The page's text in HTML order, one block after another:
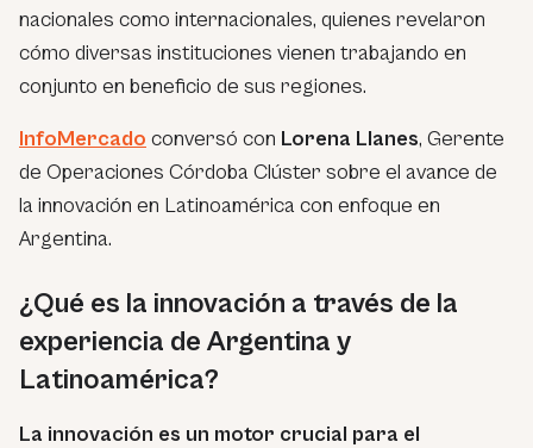
nacionales como internacionales, quienes revelaron
cómo diversas instituciones vienen trabajando en
conjunto en beneficio de sus regiones.
InfoMercado conversó con Lorena Llanes, Gerente
de Operaciones Córdoba Clúster sobre el avance de
la innovación en Latinoamérica con enfoque en
Argentina.
¿Qué es la innovación a través de la
experiencia de Argentina y
Latinoamérica?
La innovación es un motor crucial para el